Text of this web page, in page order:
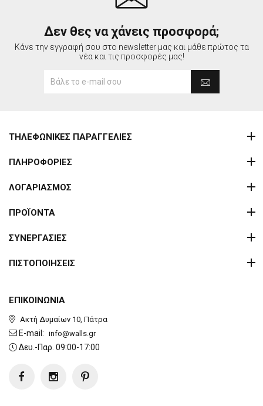
Δεν θες να χάνεις προσφορά;
Κάνε την εγγραφή σου στο newsletter μας και μάθε πρώτος τα
νέα και τις προσφορές μας!
ΕΠΙΚΟΙΝΩΝΙΑ
Ακτή Δυμαίων 10, Πάτρα
E-mail: info@walls.gr
Δευ.-Παρ. 09:00-17:00
ΤΗΛΕΦΩΝΙΚΕΣ ΠΑΡΑΓΓΕΛΙΕΣ
ΠΛΗΡΟΦΟΡΙΕΣ
ΛΟΓΑΡΙΑΣΜΟΣ
ΠΡΟΪΟΝΤΑ
ΣΥΝΕΡΓΑΣΙΕΣ
ΠΙΣΤΟΠΟΙΗΣΕΙΣ